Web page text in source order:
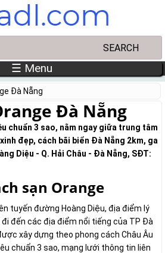
☰ Menu
Đà Nẵng
Đà Nẵng
chuẩn 3 sao, nằm ngay giữa trung tâm
đẹp, cách bãi biển Đà Nẵng 2km, ga
Diệu - Q. Hải Châu - Đà Nẵng, SĐT:
sạn Orange
tuyến đường Hoàng Diệu, địa điểm lý
đến các địa điểm nổi tiếng của TP Đà
xây dựng theo phong cách Châu Âu
chuẩn 3 sao, mạng lưới thông tin liên